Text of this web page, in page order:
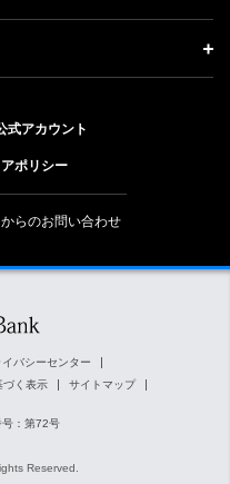
式アカウント
ポリシー
らのお問い合わせ
イバシーセンター
づく表示 サイトマップ
号：第72号
Reserved.